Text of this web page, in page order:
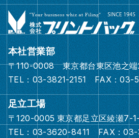
本社営業部
〒110-0008 東京都台東区池之
TEL：03-3821-2151 FAX：03-
足立工場
〒120-0005 東京都足立区綾瀬7-
TEL：03-3620-8411 FAX：